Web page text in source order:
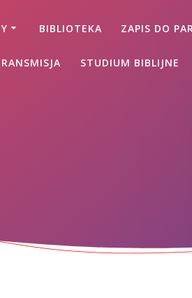
BIBLIOTEKA ZAPIS DO
STUDIUM BIBLIJNE